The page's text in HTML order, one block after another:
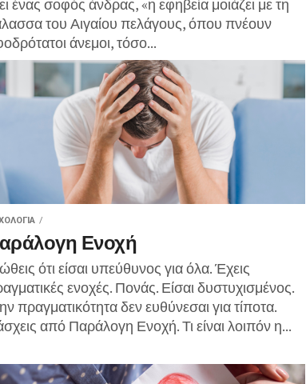
ένας σοφός άνδρας, «η εφηβεία μοιάζει με τη
του Αιγαίου πελάγους, όπου πνέουν
άνεμοι, τόσο...
Ενοχή
ότι είσαι υπεύθυνος για όλα. Έχεις
ενοχές. Πονάς. Είσαι δυστυχισμένος.
πραγματικότητα δεν ευθύνεσαι για τίποτα.
από Παράλογη Ενοχή. Τι είναι λοιπόν η...